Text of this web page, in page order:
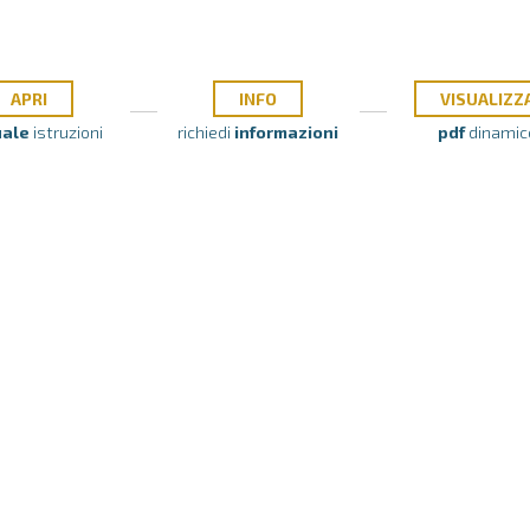
APRI
istruzioni
INFO
richiedi informazioni
pdf